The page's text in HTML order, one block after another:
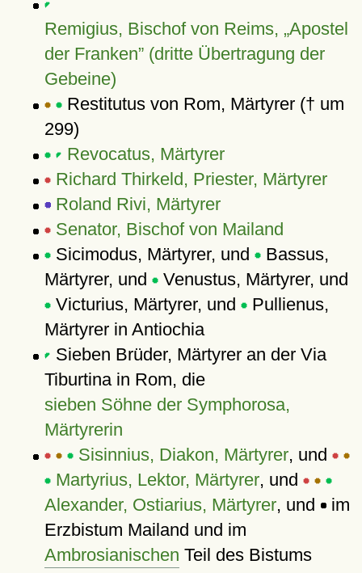
Remigius, Bischof von Reims, Apostel
der Franken (dritte Übertragung der
Gebeine)
Restitutus von Rom, Märtyrer († um
299)
Revocatus, Märtyrer
Richard Thirkeld, Priester, Märtyrer
Roland Rivi, Märtyrer
Senator, Bischof von Mailand
Sicimodus, Märtyrer, und Bassus,
Märtyrer, und Venustus, Märtyrer, und
Victurius, Märtyrer, und Pullienus,
Märtyrer in Antiochia
Sieben Brüder, Märtyrer an der Via
Tiburtina in Rom, die
sieben Söhne der Symphorosa,
Märtyrerin
Sisinnius, Diakon, Märtyrer, und
Martyrius, Lektor, Märtyrer, und
Alexander, Ostiarius, Märtyrer, und im
Erzbistum Mailand und im
Ambrosianischen Teil des Bistums